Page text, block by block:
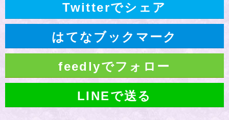
Twitterでシェア
はてなブックマーク
feedlyでフォロー
LINEで送る